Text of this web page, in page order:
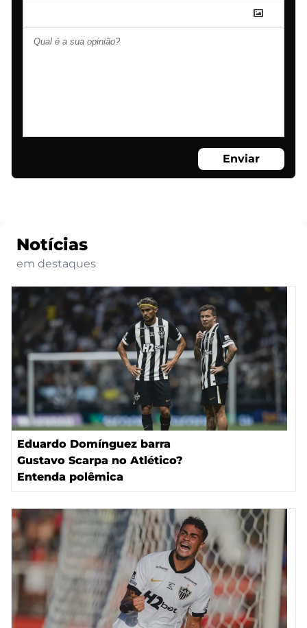
Enviar
Notícias
em destaques
Eduardo Domínguez barra
Gustavo Scarpa no Atlético?
Entenda polêmica